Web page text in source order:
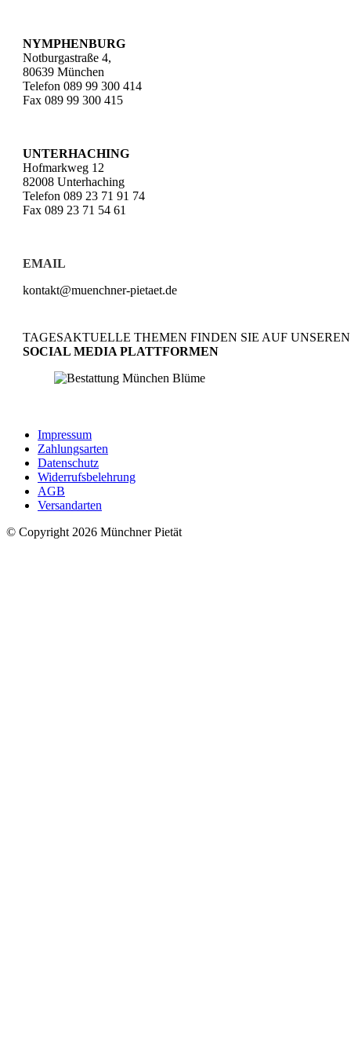
NYMPHENBURG
Notburgastraße 4,
80639 München
Telefon 089 99 300 414
Fax 089 99 300 415
UNTERHACHING
Hofmarkweg 12
82008 Unterhaching
Telefon 089 23 71 91 74
Fax 089 23 71 54 61
EMAIL
kontakt@muenchner-pietaet.de
TAGESAKTUELLE THEMEN FINDEN SIE AUF UNSEREN
SOCIAL MEDIA PLATTFORMEN
Impressum
Zahlungsarten
Datenschutz
Widerrufsbelehrung
AGB
Versandarten
© Copyright 2026 Münchner Pietät